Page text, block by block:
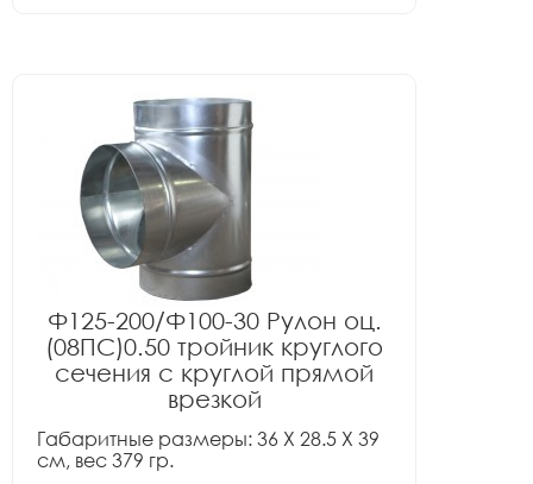
Ф125-200/Ф100-30 Рулон оц.
(08ПС)0.50 тройник круглого
сечения с круглой прямой
врезкой
Габаритные размеры: 36 X 28.5 X 39
см, вес 379 гр.